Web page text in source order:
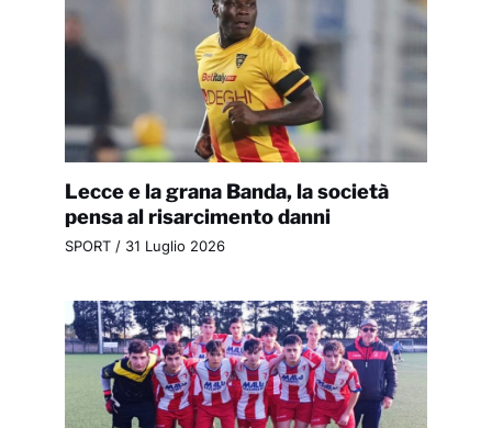
Lecce e la grana Banda, la società
pensa al risarcimento danni
SPORT/ 31 Luglio 2026